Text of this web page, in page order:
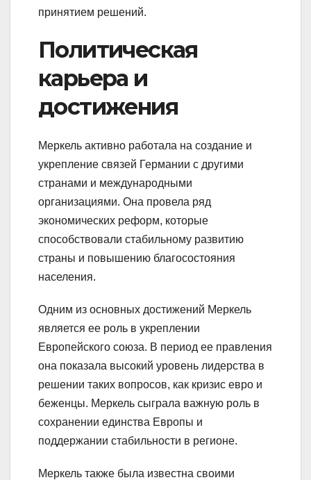
принятием решений.
Политическая
карьера и
достижения
Меркель активно работала на создание и
укрепление связей Германии с другими
странами и международными
организациями. Она провела ряд
экономических реформ, которые
способствовали стабильному развитию
страны и повышению благосостояния
населения.
Одним из основных достижений Меркель
является ее роль в укреплении
Европейского союза. В период ее правления
она показала высокий уровень лидерства в
решении таких вопросов, как кризис евро и
беженцы. Меркель сыграла важную роль в
сохранении единства Европы и
поддержании стабильности в регионе.
Меркель также была известна своими